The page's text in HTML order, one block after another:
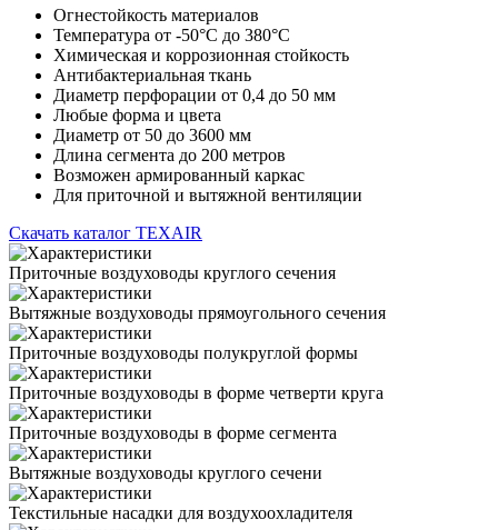
Огнестойкость материалов
Температура от -50°С до 380°С
Химическая и коррозионная стойкость
Антибактериальная ткань
Диаметр перфорации от 0,4 до 50 мм
Любые форма и цвета
Диаметр от 50 до 3600 мм
Длина сегмента до 200 метров
Возможен армированный каркас
Для приточной и вытяжной вентиляции
Скачать каталог TEXAIR
Приточные воздуховоды круглого сечения
Вытяжные воздуховоды прямоугольного сечения
Приточные воздуховоды полукруглой формы
Приточные воздуховоды в форме четверти круга
Приточные воздуховоды в форме сегмента
Вытяжные воздуховоды круглого сечени
Текстильные насадки для воздухоохладителя